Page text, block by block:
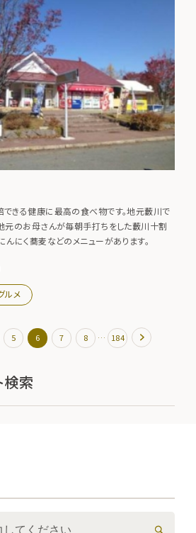
きる健康に最高の食べ物です。地元藪川で
元のお母さんが毎朝手打ちをした藪川十割
んにく蕎麦などのメニューがあります。
ルメ
5 6 7 8 … 184
検索